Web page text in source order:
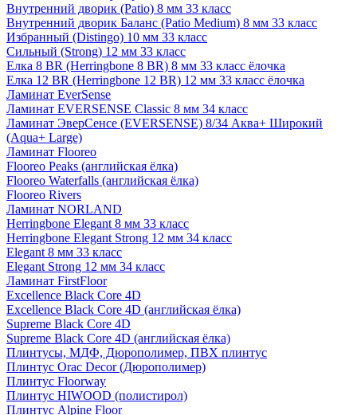
Внутренний дворик (Patio) 8 мм 33 класс
Внутренний дворик Баланс (Patio Medium) 8 мм 33 класс
Избранный (Distingo) 10 мм 33 класс
Сильный (Strong) 12 мм 33 класс
Елка 8 BR (Herringbone 8 BR) 8 мм 33 класс ёлочка
Елка 12 BR (Herringbone 12 BR) 12 мм 33 класс ёлочка
Ламинат EverSense
Ламинат EVERSENSE Classic 8 мм 34 класс
Ламинат ЭверСенсе (EVERSENSE) 8/34 Аква+ Широкий
(Aqua+ Large)
Ламинат Flooreo
Flooreo Peaks (английская ёлка)
Flooreo Waterfalls (английская ёлка)
Flooreo Rivers
Ламинат NORLAND
Herringbone Elegant 8 мм 33 класс
Herringbone Elegant Strong 12 мм 34 класс
Elegant 8 мм 33 класс
Elegant Strong 12 мм 34 класс
Ламинат FirstFloor
Excellence Black Core 4D
Excellence Black Core 4D (английская ёлка)
Supreme Black Core 4D
Supreme Black Core 4D (английская ёлка)
Плинтусы, МДФ, Дюрополимер, ПВХ плинтус
Плинтус Orac Decor (Дюрополимер)
Плинтус Floorway
Плинтус HIWOOD (полистирол)
Плинтус Alpine Floor